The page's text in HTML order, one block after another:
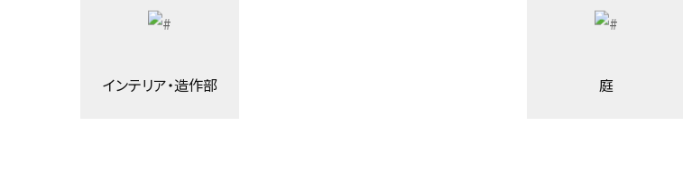
インテリア・造作部 庭